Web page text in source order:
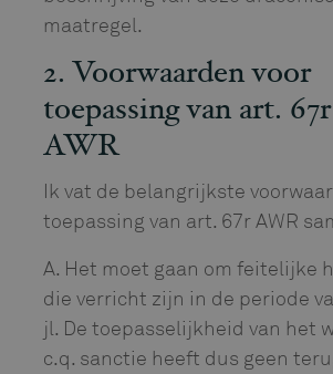
maatregel.
2. Voorwaarden voor
toepassing van art.
AWR
Ik vat de belangrijkste
toepassing van art. 67r AWR
A. Het moet gaan om feitelijke
die verricht zijn in de periode
jl. De toepasselijkheid van het
c.q. sanctie heeft dus geen